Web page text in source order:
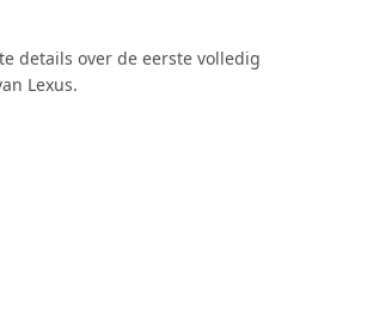
details over de eerste volledig
Lexus.